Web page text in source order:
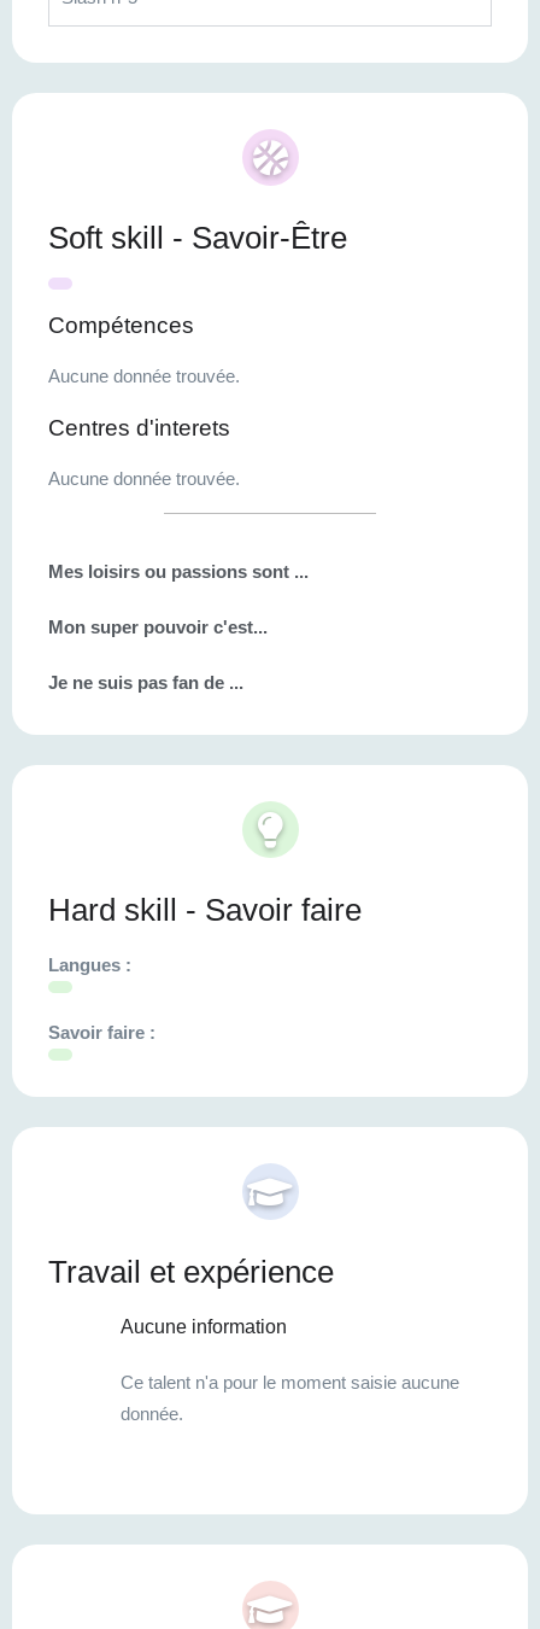
Soft skill - Savoir-Être
Compétences
Aucune donnée trouvée.
Centres d'interets
Aucune donnée trouvée.
Mes loisirs ou passions sont ...
Mon super pouvoir c'est...
Je ne suis pas fan de ...
Hard skill - Savoir faire
Langues :
Savoir faire :
Travail et expérience
Aucune information
Ce talent n'a pour le moment saisie aucune
donnée.